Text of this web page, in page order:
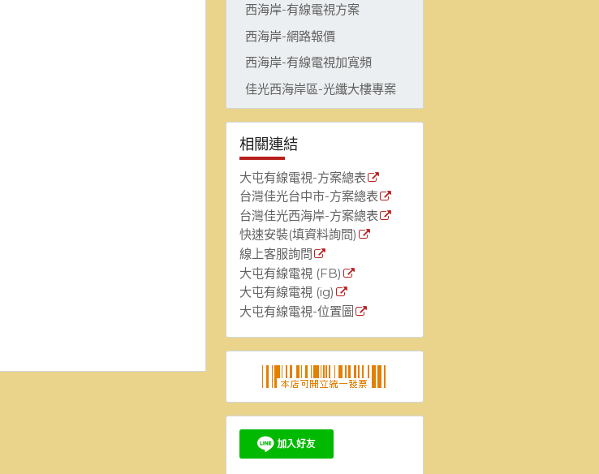
西海岸-有線電視方案
西海岸-網路報價
西海岸-有線電視加寬頻
佳光西海岸區-光纖大樓專案
相關連結
大屯有線電視-方案總表
台灣佳光台中市-方案總表
台灣佳光西海岸-方案總表
快速安裝(填資料詢問)
線上客服詢問
大屯有線電視 (FB)
大屯有線電視 (ig)
大屯有線電視-位置圖